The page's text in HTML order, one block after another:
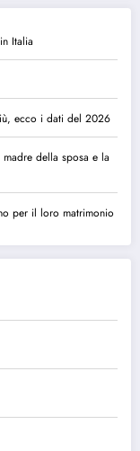
Italia
ecco i dati del 2026
della sposa e la
per il loro matrimonio